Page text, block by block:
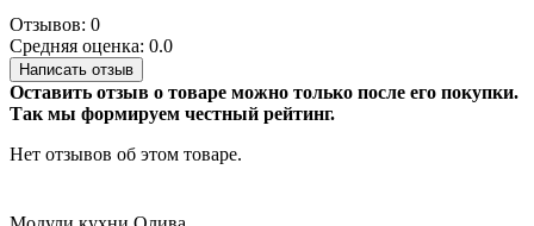
Отзывов: 0
Средняя оценка: 0.0
Написать отзыв
Оставить отзыв о товаре можно только после его покупки.
Так мы формируем честный рейтинг.
Нет отзывов об этом товаре.